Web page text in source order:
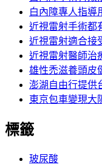
白內障專人指導
近視雷射手術都
近視雷射適合接
近視雷射醫師治
雄性禿滋養頭皮
澎湖自由行提供
東京包車變現大
標籤
玻尿酸